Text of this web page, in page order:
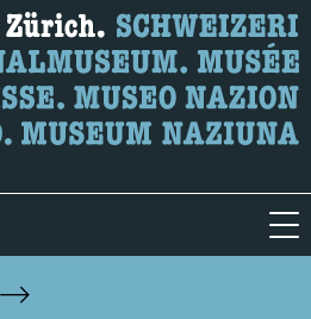
le contenu de la page.